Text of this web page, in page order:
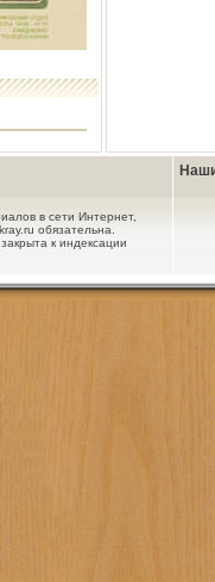
в сети Интернет,
обязательна.
к индексации